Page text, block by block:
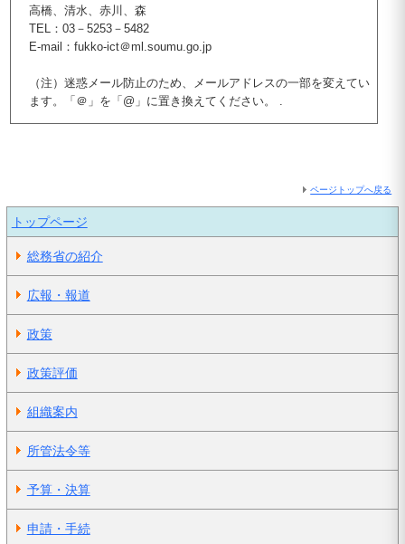
高橋、清水、赤川、森
TEL：03－5253－5482
E-mail：fukko-ict＠ml.soumu.go.jp
（注）迷惑メール防止のため、メールアドレスの一部を変えてい
ます。「＠」を「@」に置き換えてください。 .
ページトップへ戻る
トップページ
総務省の紹介
広報・報道
政策
政策評価
組織案内
所管法令等
予算・決算
申請・手続